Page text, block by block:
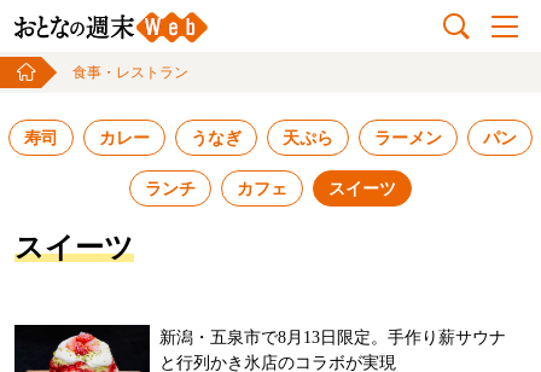
食事・レストラン
寿司 カレー うなぎ 天ぷら ラーメン パン
ランチ カフェ スイーツ
スイーツ
新潟・五泉市で8月13日限定。手作り薪サウナ
と行列かき氷店のコラボが実現